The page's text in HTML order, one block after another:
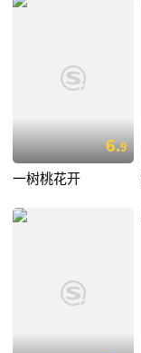
6.9
一树桃花开